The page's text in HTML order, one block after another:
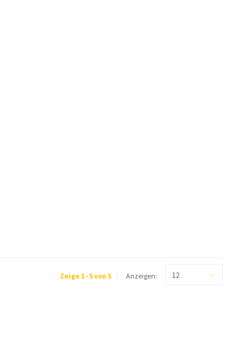
Zeige 1 - 5 von 5 Anzeigen: 12